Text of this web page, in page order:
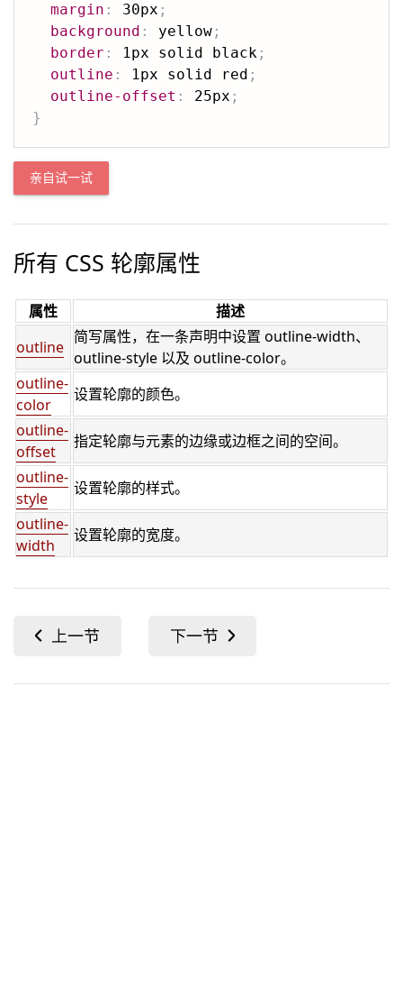
margin : 30px ;
background : yellow ;
border : 1px solid black ;
outline : 1px solid red ;
outline-offset : 25px ;
}
亲自试一试
所有 CSS 轮廓属性
属性
描述
outline
简写属性，在一条声明中设置 outline-width、
outline-style 以及 outline-color。
outline-
color
设置轮廓的颜色。
outline-
offset
指定轮廓与元素的边缘或边框之间的空间。
outline-
style
设置轮廓的样式。
outline-
width
设置轮廓的宽度。